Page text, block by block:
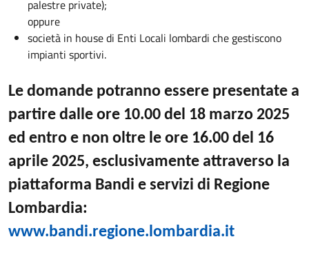
palestre private);
oppure
società in house di Enti Locali lombardi che gestiscono
impianti sportivi.
Le domande potranno essere presentate a
partire dalle ore 10.00 del 18 marzo 2025
ed entro e non oltre le ore 16.00 del 16
aprile 2025, esclusivamente attraverso la
piattaforma Bandi e servizi di Regione
Lombardia:
www.bandi.regione.lombardia.it